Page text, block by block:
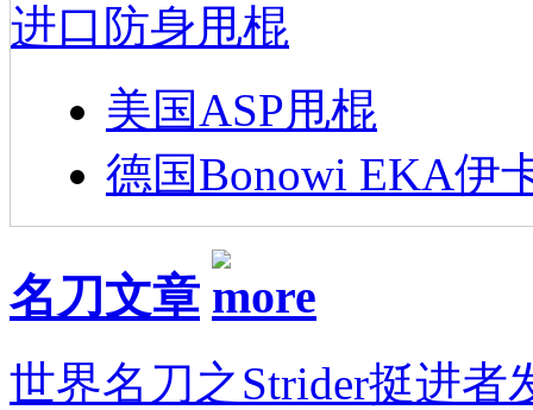
进口防身甩棍
美国ASP甩棍
德国Bonowi EKA伊
名刀文章
世界名刀之Strider挺进者